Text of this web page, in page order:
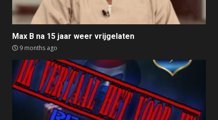
Max B na 15 jaar weer vrijgelaten
9 months ago